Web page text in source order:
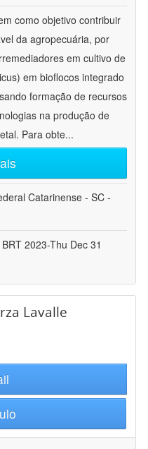
como objetivo contribuir
da agropecuária, por
em cultivo de
em bioflocos integrado
formação de recursos
na produção de
Para obte...
Catarinense - SC -
2023-Thu Dec 31
Lavalle